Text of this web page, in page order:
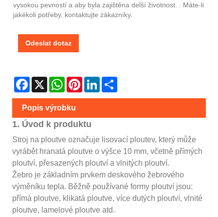
vysokou pevností a aby byla zajištěna delší životnost. . Máte-li
jakékoli potřeby, kontaktujte zákazníky.
Odeslat dotaz
Facebook
X WhatsAppPinterestLinkedIn
Popis výrobku
1. Úvod k produktu
Stroj na ploutve označuje lisovací ploutev, který může
vyrábět hranatá ploutve o výšce 10 mm, včetně přímých
ploutví, přesazených ploutví a vlnitých ploutví.
Žebro je základním prvkem deskového žebrového
výměníku tepla. Běžně používané formy ploutví jsou:
přímá ploutve, klikatá ploutve, více dutých ploutví, vlnité
ploutve, lamelové ploutve atd.